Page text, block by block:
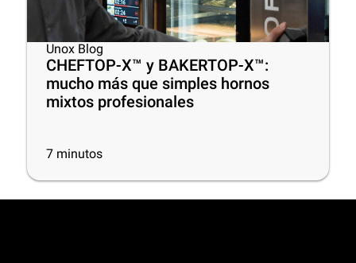
Unox Blog
CHEFTOP-X™ y BAKERTOP-X™:
mucho más que simples hornos
mixtos profesionales
7 minutos